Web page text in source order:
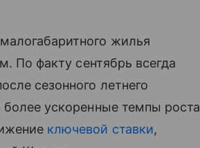
жилья
По факту сентябрь всегда
сезонного летнего
ускоренные темпы роста
ключевой ставки,